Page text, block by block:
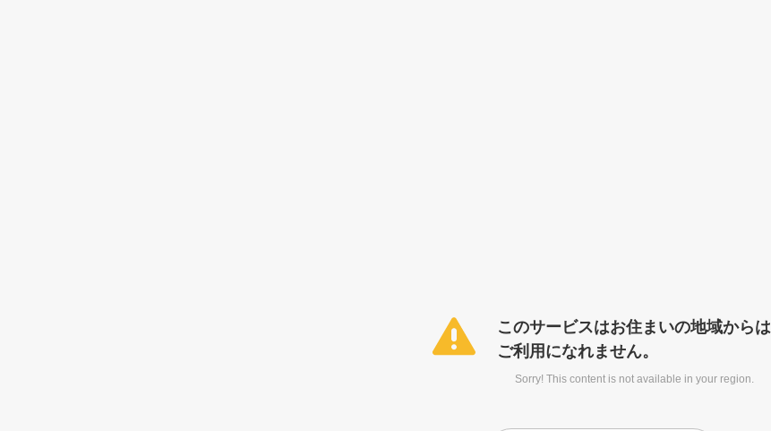
このサービスはお住まいの地域からは
ご利用になれません。
Sorry! This content is not available in your region.